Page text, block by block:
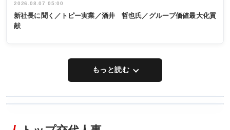
2026.08.07 05:00
新社長に聞く／トピー実業／酒井 哲也氏／グループ価値最大化貢
献
もっと読む